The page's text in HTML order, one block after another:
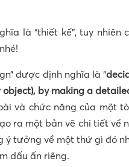
là “thiết kế”, tuy
được định nghĩa là “
by making a
và chức năng của một
ra một bản vẽ chi tiết về
ý tưởng về một thứ gì đó
dấu ấn riêng.